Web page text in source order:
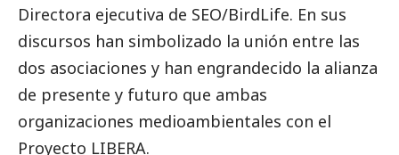
Directora ejecutiva de SEO/BirdLife. En sus
discursos han simbolizado la unión entre las
dos asociaciones y han engrandecido la alianza
de presente y futuro que ambas
organizaciones medioambientales con el
Proyecto LIBERA.